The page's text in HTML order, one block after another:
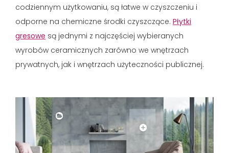
codziennym użytkowaniu, są łatwe w czyszczeniu i
odporne na chemiczne środki czyszczące. Płytki
gresowe są jednymi z najczęściej wybieranych
wyrobów ceramicznych zarówno we wnętrzach
prywatnych, jak i wnętrzach użyteczności publicznej.